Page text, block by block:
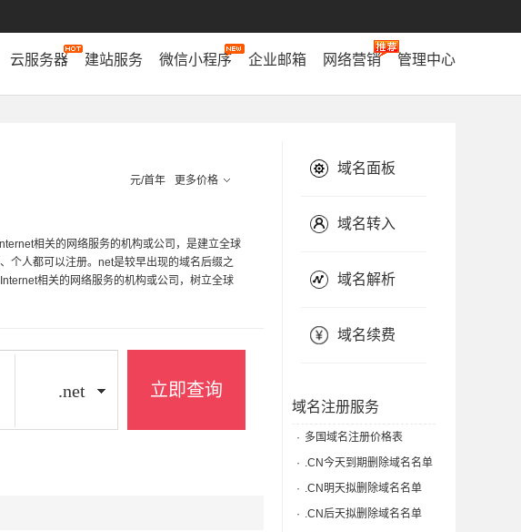
云服务器 建站服务 微信小程序 企业邮箱 网络营销 管理中心
元/首年 更多价格
相关的网络服务的机构或公司，是建立全球
个人都可以注册。net是较早出现的域名后缀之
相关的网络服务的机构或公司，树立全球
.net 立即查询
域名面板
域名转入
域名解析
域名续费
域名注册服务
· 多国域名注册价格表
· .CN今天到期删除域名名单
· .CN明天拟删除域名名单
· .CN后天拟删除域名名单